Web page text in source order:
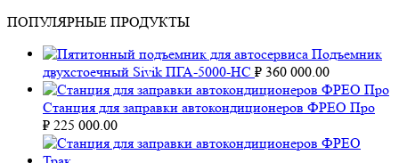
ПОПУЛЯРНЫЕ ПРОДУКТЫ
Подъемник
двухстоечный Sivik ПГА-5000-НС ₽ 360 000.00
Станция для заправки автокондиционеров ФРЕО Про
₽ 225 000.00